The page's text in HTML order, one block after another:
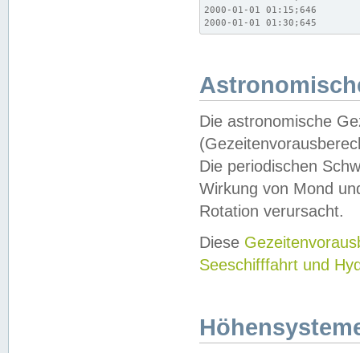
2000-01-01 01:15;646
2000-01-01 01:30;645
Die astronomische
Die periodischen
Wirkung von Mond
Rotation verursacht.
Diese
Seeschifffahrt und